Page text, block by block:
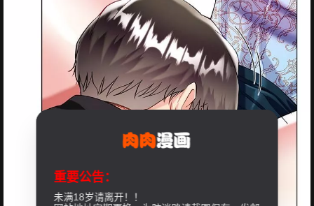
重要公告：
未满18岁请离开！！